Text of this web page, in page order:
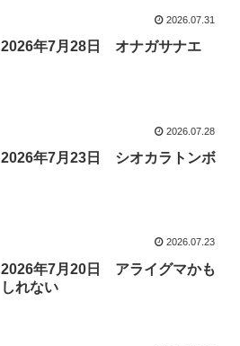
2026.07.31
2026年7月28日 オナガサナエ
2026.07.28
2026年7月23日 シオカラトンボ
2026.07.23
2026年7月20日 アライグマかも
しれない